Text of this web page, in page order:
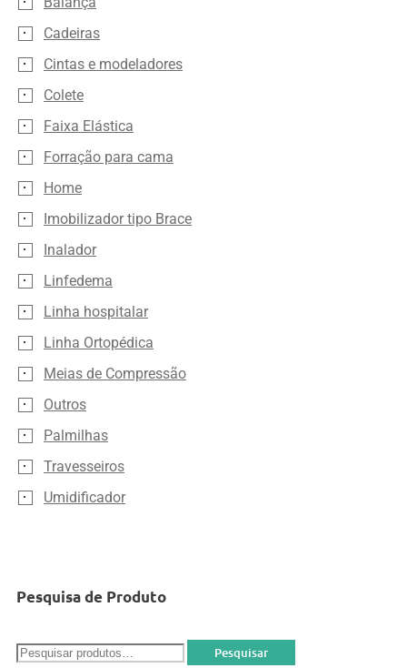
Cadeiras
Cintas e modeladores
Colete
Faixa Elástica
Forração para cama
Home
Imobilizador tipo Brace
Inalador
Linfedema
Linha hospitalar
Linha Ortopédica
Meias de Compressão
Outros
Palmilhas
Travesseiros
Umidificador
Pesquisa de Produto
por:
Pesquisar